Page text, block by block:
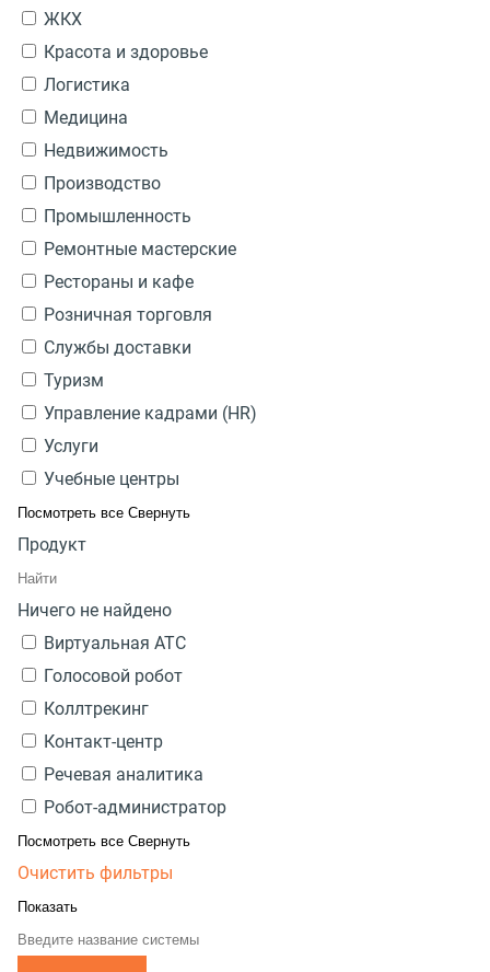
ЖКХ
Красота и здоровье
Логистика
Медицина
Недвижимость
Производство
Промышленность
Ремонтные мастерские
Рестораны и кафе
Розничная торговля
Службы доставки
Туризм
Управление кадрами (HR)
Услуги
Учебные центры
Посмотреть все Свернуть
Продукт
Ничего не найдено
Виртуальная АТС
Голосовой робот
Коллтрекинг
Контакт-центр
Речевая аналитика
Робот-администратор
Посмотреть все Свернуть
Очистить фильтры
Показать